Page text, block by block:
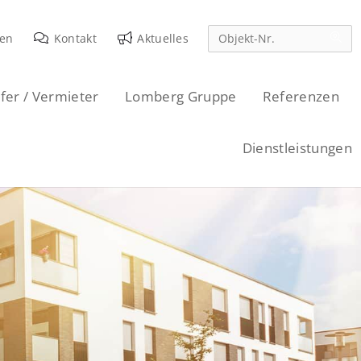
Kontakt Aktuelles
/ Vermieter Lomberg Gruppe Referenzen
Dienstleistungen